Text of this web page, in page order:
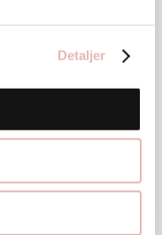
Detaljer